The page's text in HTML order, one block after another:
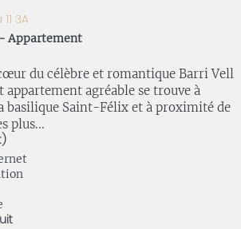
3A
-Appartement
du célèbre et romantique Barri Vell
appartement agréable se trouve à
basilique Saint-Félix et à proximité de
plus...